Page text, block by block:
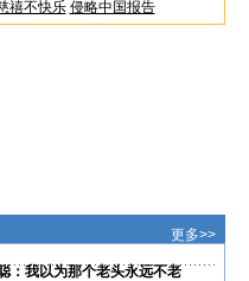
禧不快乐 侵略中国报告
更多>>
：我以为那个老头永远不老